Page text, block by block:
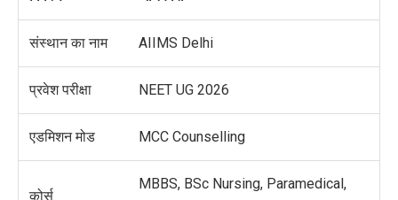
संस्थान का नाम AIIMS Delhi
प्रवेश परीक्षा NEET UG 2026
एडमिशन मोड MCC Counselling
कोर्स
MBBS, BSc Nursing, Paramedical,